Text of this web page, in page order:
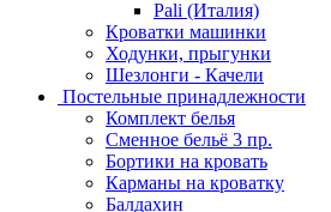
Pali (Италия)
Кроватки машинки
Ходунки, прыгунки
Шезлонги - Качели
Постельные принадлежности
Комплект белья
Сменное бельё 3 пр.
Бортики на кровать
Карманы на кроватку
Балдахин